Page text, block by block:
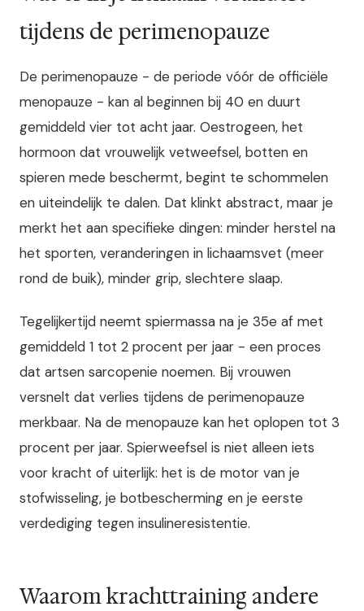
tijdens de perimenopauze
De perimenopauze - de periode vóór de officiële
menopauze - kan al beginnen bij 40 en duurt
gemiddeld vier tot acht jaar. Oestrogeen, het
hormoon dat vrouwelijk vetweefsel, botten en
spieren mede beschermt, begint te schommelen
en uiteindelijk te dalen. Dat klinkt abstract, maar je
merkt het aan specifieke dingen: minder herstel na
het sporten, veranderingen in lichaamsvet (meer
rond de buik), minder grip, slechtere slaap.
Tegelijkertijd neemt spiermassa na je 35e af met
gemiddeld 1 tot 2 procent per jaar - een proces
dat artsen sarcopenie noemen. Bij vrouwen
versnelt dat verlies tijdens de perimenopauze
merkbaar. Na de menopauze kan het oplopen tot 3
procent per jaar. Spierweefsel is niet alleen iets
voor kracht of uiterlijk: het is de motor van je
stofwisseling, je botbescherming en je eerste
verdediging tegen insulineresistentie.
Waarom krachttraining andere